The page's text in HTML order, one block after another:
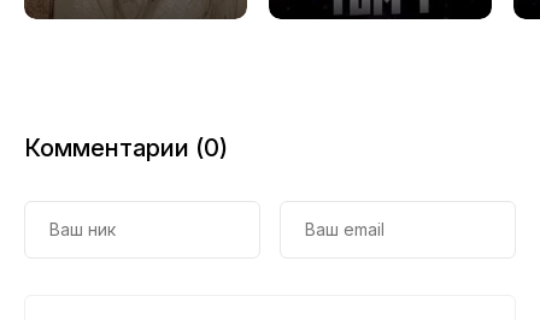
Комментарии (0)